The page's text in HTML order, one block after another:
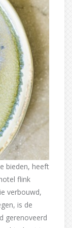
bieden, heeft
flink
verbouwd,
is de
gerenoveerd